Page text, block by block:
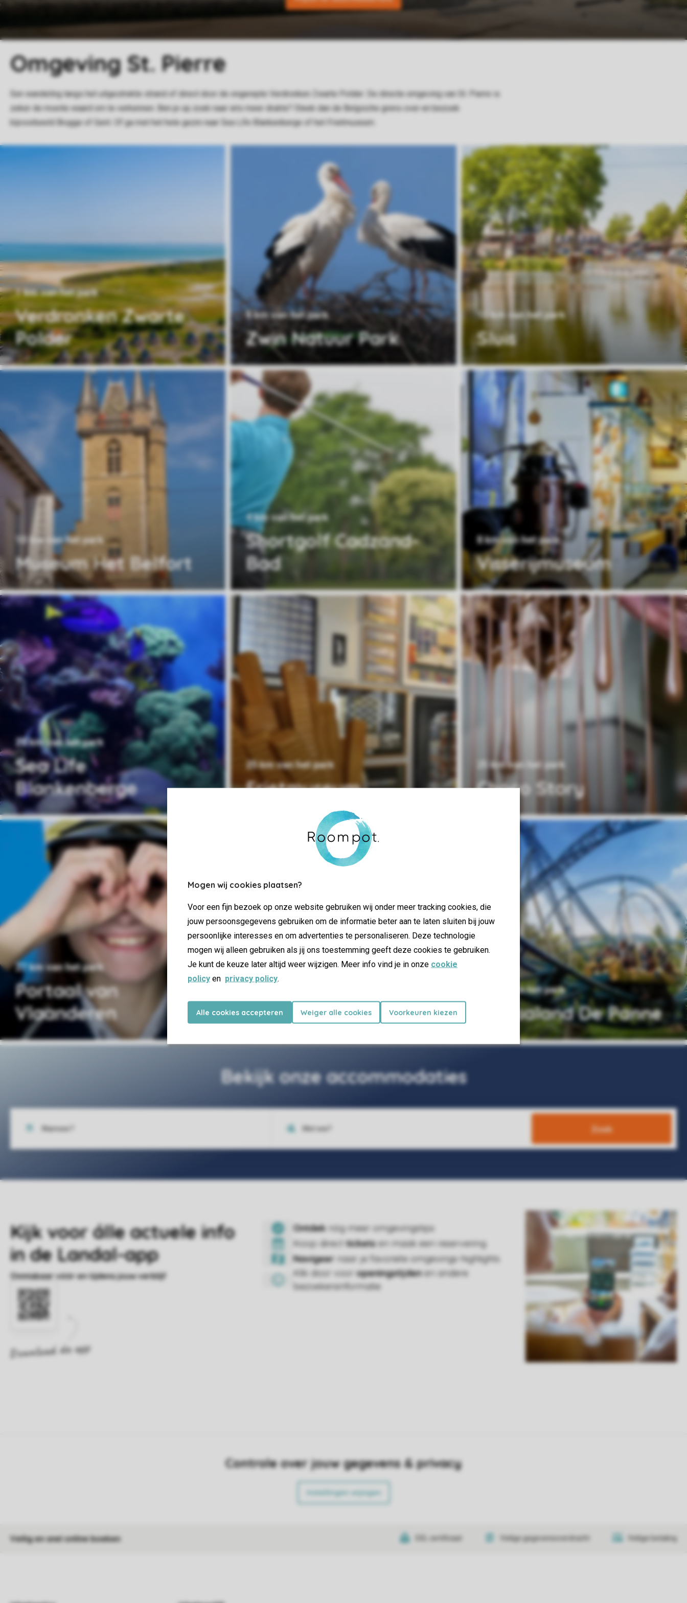
Mogen wij cookies plaatsen?
Voor een fijn bezoek op onze website gebruiken wij onder meer tracking cookies, die
jouw persoonsgegevens gebruiken om de informatie beter aan te laten sluiten bij jouw
persoonlijke interesses en om advertenties te personaliseren. Deze technologie
mogen wij alleen gebruiken als jij ons toestemming geeft deze cookies te gebruiken.
Je kunt de keuze later altijd weer wijzigen. Meer info vind je in onze cookie
policy en privacy policy.
Alle cookies accepteren Weiger alle cookies Voorkeuren kiezen
Omgeving St. Pierre
Een wandeling langs het uitgestrekte strand of direct door de ongerepte Verdronken Zwarte Polder: De directe omgeving van St. Pierre is
zeker de moeite waard om te verkennen. Ben je op zoek naar iets meer drukte? Steek dan de Belgische grens over en bezoek
bijvoorbeeld Brugge of Gent. Of ga met het hele gezin naar Sea Life Blankenberge of het Frietmuseum.
Verdronken Zwarte
Polder
1 km van het park
Zwin Natuur Park
8 km van het park
Sluis
10 km van het park
Museum Het Belfort
10 km van het park
Shortgolf Cadzand-
Bad
4 km van het park
Visserijmuseum
8 km van het park
Sea Life
Blankenberge
23 km van het park
Frietmuseum
25 km van het park
Choco Story
25 km van het park
Portaal van
Vlaanderen
27 km van het park
Boudewijn Seapark Plopsaland De Panne
68 km van het park
Bekijk onze accommodaties
Zoek
Controle over jouw gegevens & privacy
Instellingen wijzigen
Veilig en snel online boeken SSL certificaat Veilige gegevensoverdracht Veilige betaling